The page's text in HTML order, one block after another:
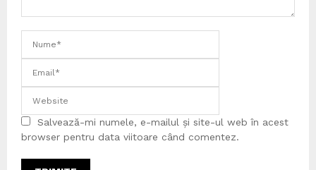
Salvează-mi numele, e-mailul și site-ul web în acest
browser pentru data viitoare când comentez.